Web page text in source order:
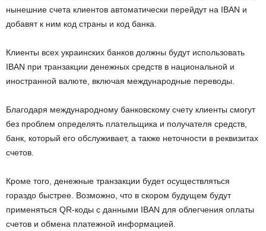
нынешние счета клиентов автоматически перейдут на IBAN и
добавят к ним код страны и код банка.
Клиенты всех украинских банков должны будут использовать
IBAN при транзакции денежных средств в национальной и
иностранной валюте, включая международные переводы.
Благодаря международному банковскому счету клиенты смогут
без проблем определять плательщика и получателя средств,
банк, который его обслуживает, а также неточности в реквизитах
счетов.
Кроме того, денежные транзакции будет осуществляться
гораздо быстрее. Возможно, что в скором будущем будут
применяться QR-коды с данными IBAN для облегчения оплаты
счетов и обмена платежной информацией.